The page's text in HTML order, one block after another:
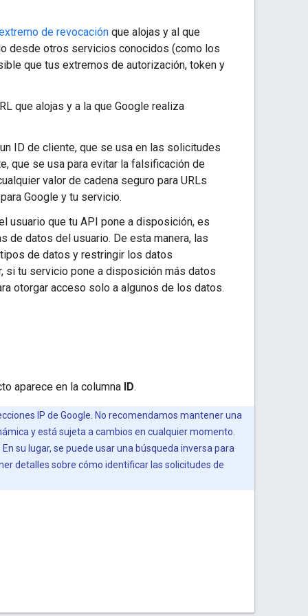
de revocación que alojas y al que
desde otros servicios conocidos (como los
que tus extremos de autorización, token y
que alojas y a la que Google realiza
ID de cliente, que se usa en las solicitudes
que se usa para evitar la falsificación de
valor de cadena seguro para URLs
Google y tu servicio.
usuario que tu API pone a disposición, es
datos del usuario. De esta manera, las
de datos y restringir los datos
si tu servicio pone a disposición más datos
otorgar acceso solo a algunos de los datos.
aparece en la columna ID.
IP de Google. No recomendamos mantener una
y está sujeta a cambios en cualquier momento.
su lugar, se puede usar una búsqueda inversa para
detalles sobre cómo identificar las solicitudes de